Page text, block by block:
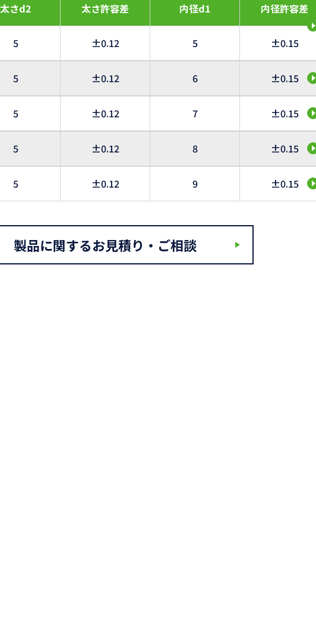
太さd2 太さ許容差 内径d1 内径許容差
5 ±0.12 5 ±0.15
5 ±0.12 6 ±0.15
5 ±0.12 7 ±0.15
5 ±0.12 8 ±0.15
5 ±0.12 9 ±0.15
製品に関するお見積り・ご相談